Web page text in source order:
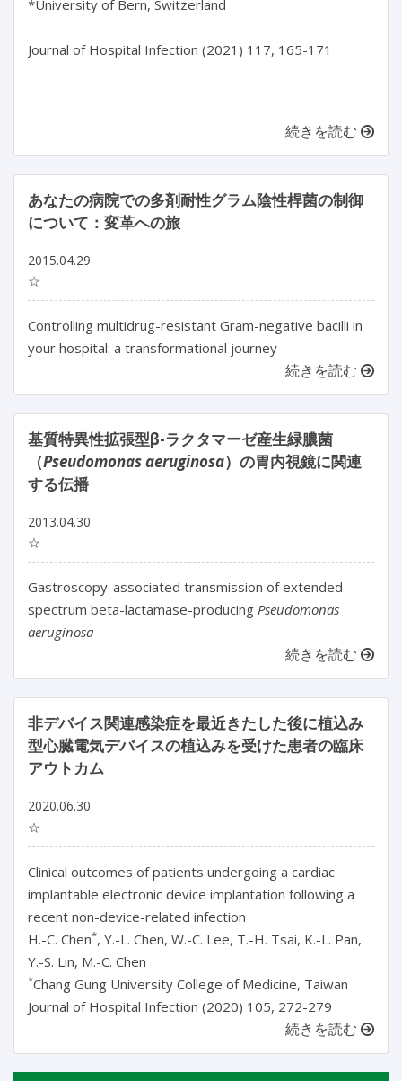
*University of Bern, Switzerland
Journal of Hospital Infection (2021) 117, 165-171
続きを読む
あなたの病院での多剤耐性グラム陰性桿菌の制御
について：変革への旅
2015.04.29
☆
Controlling multidrug-resistant Gram-negative bacilli in
your hospital: a transformational journey
続きを読む
基質特異性拡張型β-ラクタマーゼ産生緑膿菌
（Pseudomonas aeruginosa）の胃内視鏡に関連
する伝播
2013.04.30
☆
Gastroscopy-associated transmission of extended-
spectrum beta-lactamase-producing Pseudomonas
aeruginosa
続きを読む
非デバイス関連感染症を最近きたした後に植込み
型心臓電気デバイスの植込みを受けた患者の臨床
アウトカム
2020.06.30
☆
Clinical outcomes of patients undergoing a cardiac
implantable electronic device implantation following a
recent non-device-related infection
H.-C. Chen*, Y.-L. Chen, W.-C. Lee, T.-H. Tsai, K.-L. Pan,
Y.-S. Lin, M.-C. Chen
*Chang Gung University College of Medicine, Taiwan
Journal of Hospital Infection (2020) 105, 272-279
続きを読む